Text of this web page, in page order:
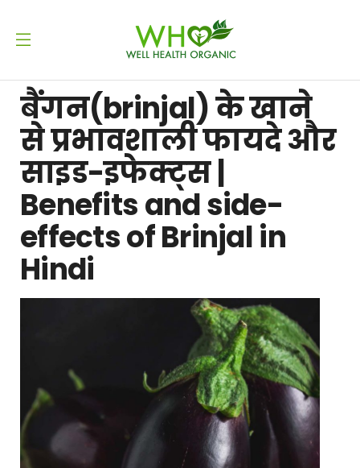
बैंगन(brinjal) के खाने
से प्रभावशाली फायदे और
साइड-इफेक्ट्स |
Benefits and side-
effects of Brinjal in
Hindi